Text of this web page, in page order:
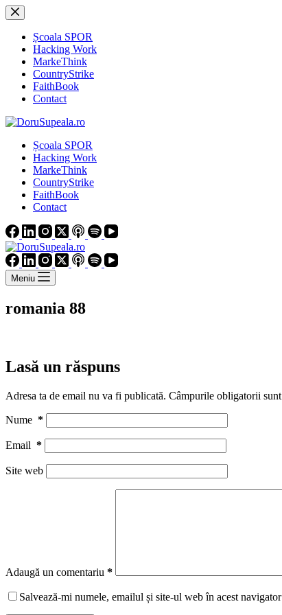
Sari
la
conținutȘcoala SPOR
Hacking Work
MarkeThink
CountryStrike
FaithBook
Contact
Școala SPOR
Hacking Work
MarkeThink
CountryStrike
FaithBook
Contact
Meniu
romania 88
Lasă un răspuns
Adresa ta de email nu va fi publicată. Câmpurile obligatorii sunt
Nume *
Email *
Site web
Adaugă un comentariu *
Salvează-mi numele, emailul și site-ul web în acest